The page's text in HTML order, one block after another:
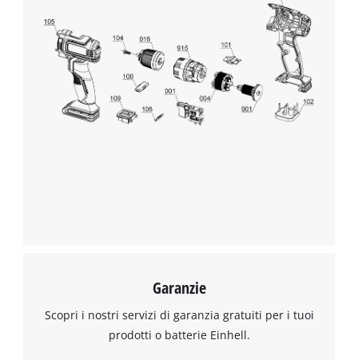
Garanzie
Scopri i nostri servizi di garanzia gratuiti per i tuoi
prodotti o batterie Einhell.